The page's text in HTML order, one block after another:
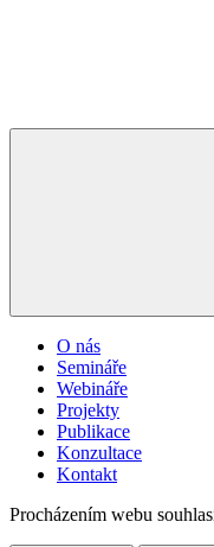
O nás
Semináře
Webináře
Projekty
Publikace
Konzultace
Kontakt
Procházením webu